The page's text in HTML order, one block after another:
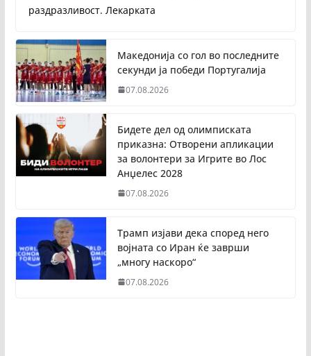
раздразливост. Лекарката
Македонија со гол во последните
секунди ја победи Португалија
07.08.2026
Бидете дел од олимписката
приказна: Отворени апликации
за волонтери за Игрите во Лос
Анџелес 2028
07.08.2026
Трамп изјави дека според него
војната со Иран ќе заврши
„многу наскоро“
07.08.2026